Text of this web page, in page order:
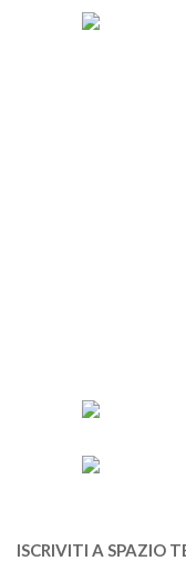
ISCRIVITI A SPAZIO